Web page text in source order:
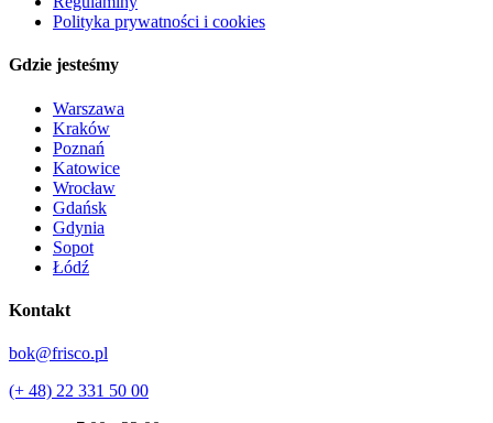
Polityka prywatności i cookies
Gdzie jesteśmy
Warszawa
Kraków
Poznań
Katowice
Wrocław
Gdańsk
Gdynia
Sopot
Łódź
Kontakt
bok@frisco.pl
(+ 48) 22 331 50 00